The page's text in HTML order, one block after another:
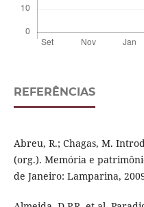
REFERÊNCIAS
Abreu, R.; Chagas, M.
(org.). Memória e
de Janeiro: Lamparina,